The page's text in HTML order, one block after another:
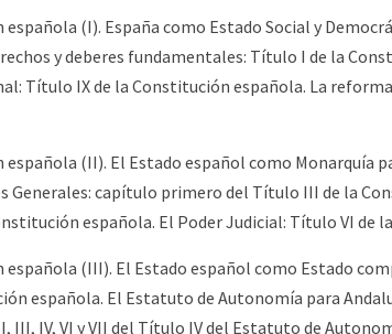
(I). España como Estado Social y
y deberes fundamentales: Título I de la
Título IX de la Constitución española. La
española (II). El Estado español como Monarquía
Generales: capítulo primero del Título III de la
española. El Poder Judicial: Título VI de
española (III). El Estado español como Estado
española. El Estatuto de Autonomía para
III, IV, VI y VII del Título IV del Estatuto de